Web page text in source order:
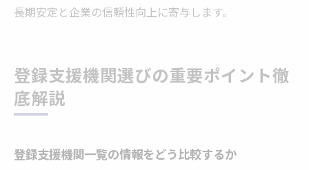
長期安定と企業の信頼性向上に寄与します。
登録支援機関選びの重要ポイント徹
底解説
登録支援機関一覧の情報をどう比較するか